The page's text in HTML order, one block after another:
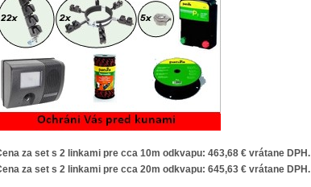
za set s 2 linkami pre cca 10m odkvapu: 463,68 € vrátane DPH.
za set s 2 linkami pre cca 20m odkvapu: 645,63 € vrátane DPH.